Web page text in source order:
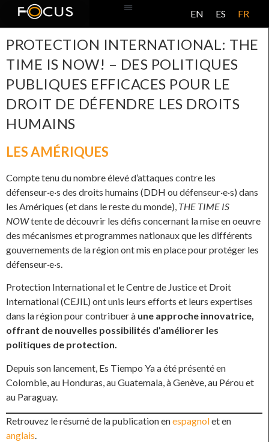
EN ES FR
PROTECTION INTERNATIONAL: THE
TIME IS NOW! – DES POLITIQUES
PUBLIQUES EFFICACES POUR LE
DROIT DE DÉFENDRE LES DROITS
HUMAINS
LES AMÉRIQUES
Compte tenu du nombre élevé d’attaques contre les
défenseur·e·s des droits humains (DDH ou défenseur·e·s) dans
les Amériques (et dans le reste du monde), THE TIME IS
NOWtente de découvrir les défis concernant la mise en oeuvre
des mécanismes et programmes nationaux que les différents
gouvernements de la région ont mis en place pour protéger les
défenseur·e·s.
Protection International et le Centre de Justice et Droit
International (CEJIL) ont unis leurs efforts et leurs expertises
dans la région pour contribuer à une approche innovatrice,
offrant de nouvelles possibilités d’améliorer les
politiques de protection.
Depuis son lancement, Es Tiempo Ya a été présenté en
Colombie, au Honduras, au Guatemala, à Genève, au Pérou et
au Paraguay.
Retrouvez le résumé de la publication enespagnolet en
anglais.